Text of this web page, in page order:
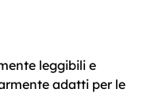
leggibili e
adatti per le